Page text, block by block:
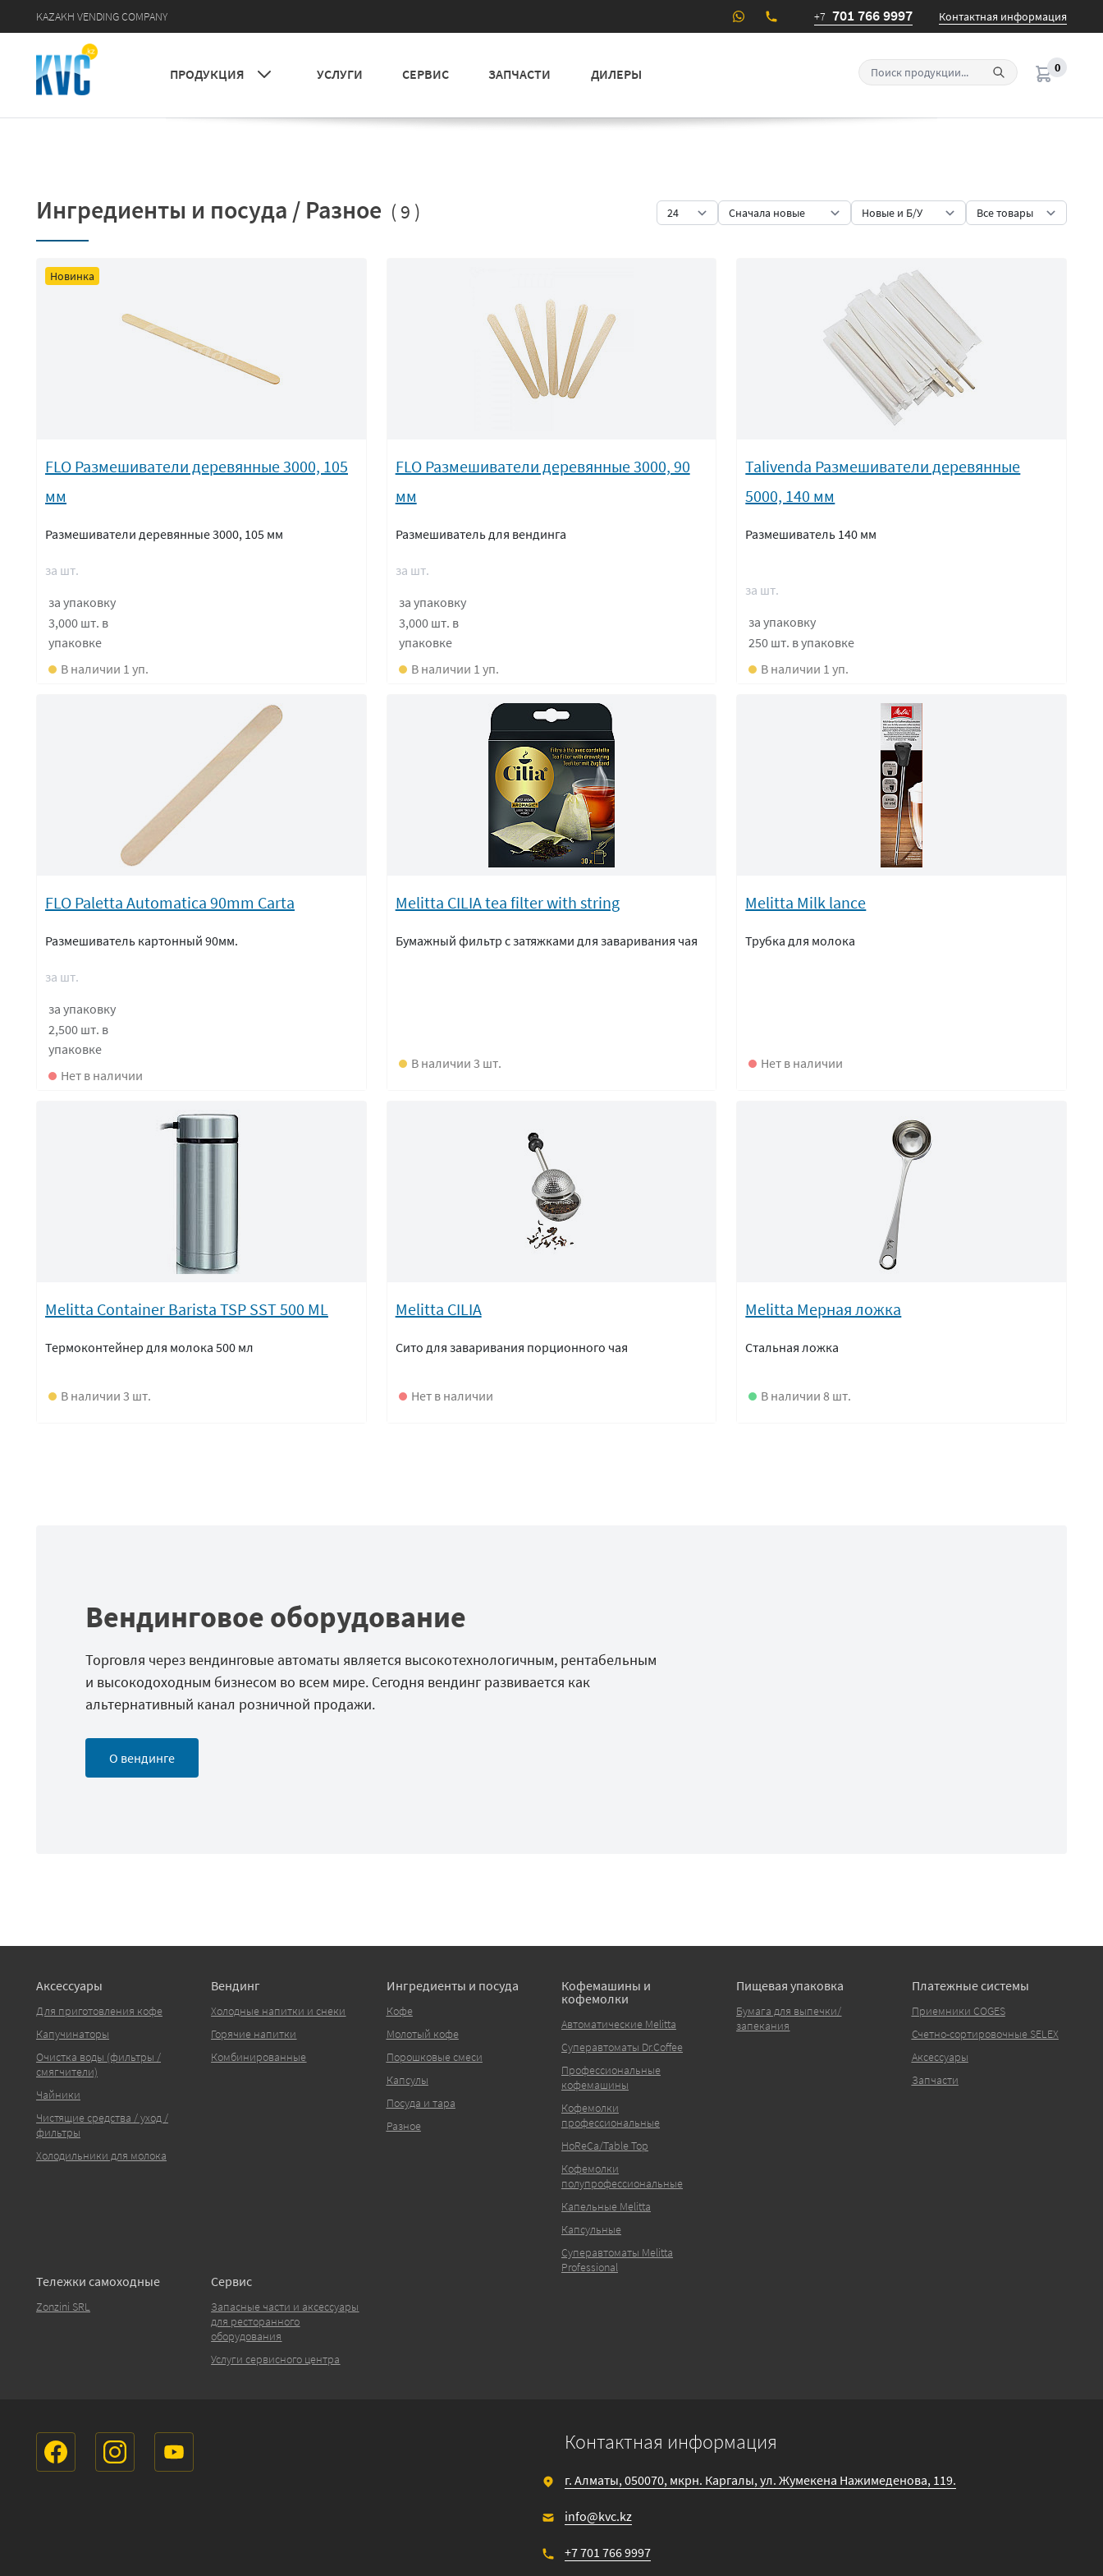
KAZAKH VENDING COMPANY +7 701 766 9997 Контактная информация
ПРОДУКЦИЯ УСЛУГИ СЕРВИС ЗАПЧАСТИ ДИЛЕРЫ 0
Ингредиенты и посуда / Разное ( 9 )
Новинка
FLO Размешиватели деревянные 3000, 105
мм
Размешиватели деревянные 3000, 105 мм
за шт.
за упаковку
3,000 шт. в
упаковке
В наличии 1 уп.
FLO Размешиватели деревянные 3000, 90
мм
Размешиватель для вендинга
за шт.
за упаковку
3,000 шт. в
упаковке
В наличии 1 уп.
Talivenda Размешиватели деревянные
5000, 140 мм
Размешиватель 140 мм
за шт.
за упаковку
250 шт. в упаковке
В наличии 1 уп.
FLO Paletta Automatica 90mm Carta
Размешиватель картонный 90мм.
за шт.
за упаковку
2,500 шт. в
упаковке
Нет в наличии
Melitta CILIA tea filter with string
Бумажный фильтр с затяжками для заваривания чая
В наличии 3 шт.
Melitta Milk lance
Трубка для молока
Нет в наличии
Melitta Container Barista TSP SST 500 ML
Термоконтейнер для молока 500 мл
В наличии 3 шт.
Melitta CILIA
Сито для заваривания порционного чая
Нет в наличии
Melitta Мерная ложка
Стальная ложка
В наличии 8 шт.
Вендинговое оборудование
Торговля через вендинговые автоматы является высокотехнологичным, рентабельным
и высокодоходным бизнесом во всем мире. Сегодня вендинг развивается как
альтернативный канал розничной продажи.
О вендинге
Аксессуары
Для приготовления кофе
Капучинаторы
Очистка воды (фильтры /
смягчители)
Чайники
Чистящие средства / уход /
фильтры
Холодильники для молока
Вендинг
Холодные напитки и снеки
Горячие напитки
Комбинированные
Ингредиенты и посуда
Кофе
Молотый кофе
Порошковые смеси
Капсулы
Посуда и тара
Разное
Кофемашины и
кофемолки
Автоматические Melitta
Суперавтоматы Dr.Coffee
Профессиональные
кофемашины
Кофемолки
профессиональные
HoReCa/Table Top
Кофемолки
полупрофессиональные
Капельные Melitta
Капсульные
Суперавтоматы Melitta
Professional
Пищевая упаковка
Бумага для выпечки/
запекания
Платежные системы
Приемники COGES
Счетно-сортировочные SELEX
Аксессуары
Запчасти
Тележки самоходные
Zonzini SRL
Сервис
Запасные части и аксессуары
для ресторанного
оборудования
Услуги сервисного центра
Контактная информация
г. Алматы, 050070, мкрн. Каргалы, ул. Жумекена Нажимеденова, 119.
info@kvc.kz
+7 701 766 9997